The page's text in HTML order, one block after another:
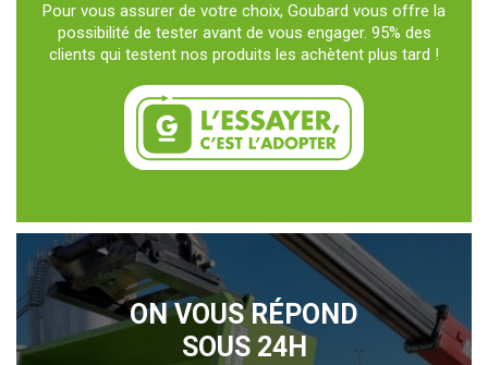
Pour vous assurer de votre choix, Goubard vous offre la
possibilité de tester avant de vous engager. 95% des
clients qui testent nos produits les achètent plus tard !
ON VOUS RÉPOND
SOUS 24H